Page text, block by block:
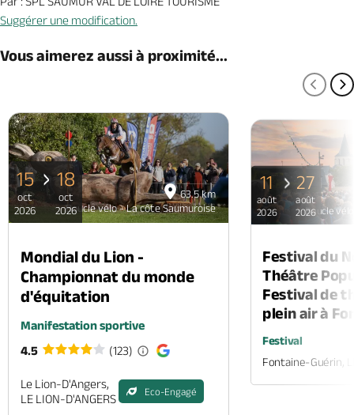
Suggérer une modification.
Vous aimerez aussi à proximité...
63.5 km
Boucle vélo - La côte Saumuroise
15
oct
2026
18
oct
2026
Mondial du Lion -
Championnat du monde
d'équitation
Manifestation sportive
4.5
(123)
Le Lion-D'Angers,
LE LION-D'ANGERS
Eco-Engagé
Boucle
11
août
2026
27
août
2026
Festival du
Théâtre
Festival de
plein air à
Festival
Fontaine-Guérin,